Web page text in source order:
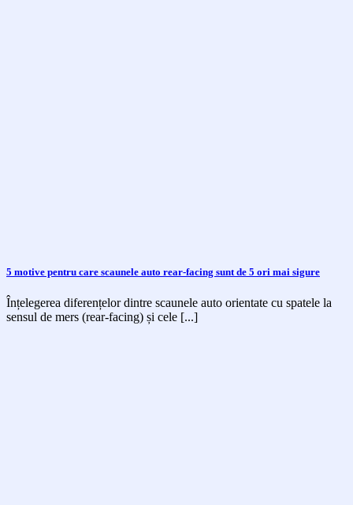
5 motive pentru care scaunele auto rear-facing sunt de 5 ori mai sigure
Înțelegerea diferențelor dintre scaunele auto orientate cu spatele la
sensul de mers (rear-facing) și cele [...]